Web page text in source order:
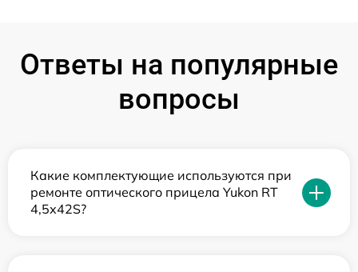
Ответы на популярные
вопросы
Какие комплектующие используются при
ремонте оптического прицела Yukon RT
4,5х42S?